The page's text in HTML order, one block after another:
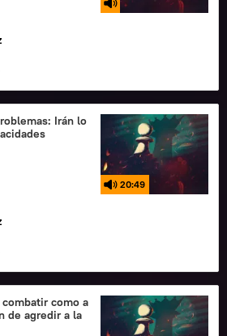
Irán lo
20:49
como a
de agredir a la